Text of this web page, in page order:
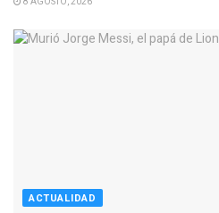
ACTUALIDAD